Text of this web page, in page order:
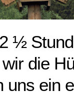
½
die
uns ein